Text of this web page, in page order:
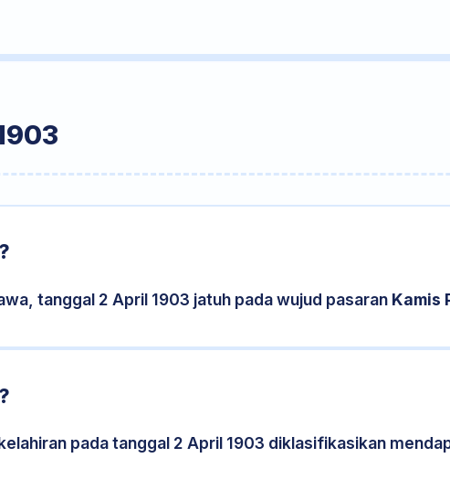
tanggal 2 April 1903 jatuh pada wujud pasaran Kamis
pada tanggal 2 April 1903 diklasifikasikan